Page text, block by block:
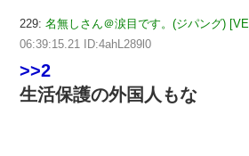
229: 名無しさん＠涙目です。(ジパング)
06:39:15.21 ID:4ahL289l0
>>2
生活保護の外国人もな